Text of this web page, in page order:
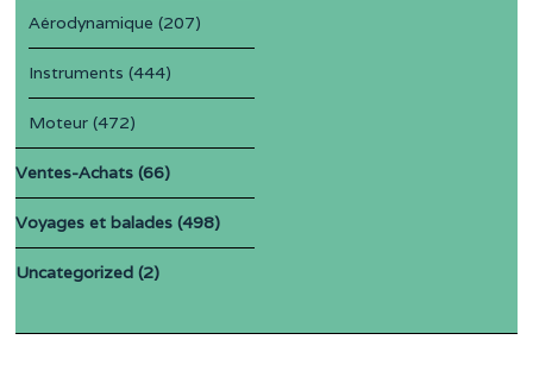
Aérodynamique (207)
Instruments (444)
Moteur (472)
Ventes-Achats (66)
Voyages et balades (498)
Uncategorized (2)